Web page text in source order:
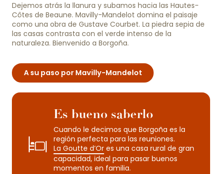
Dejemos atrás la llanura y subamos hacia las Hautes-
Côtes de Beaune. Mavilly-Mandelot domina el paisaje
como una obra de Gustave Courbet. La piedra sepia de
las casas contrasta con el verde intenso de la
naturaleza. Bienvenido a Borgoña.
A su paso por Mavilly-Mandelot
Es bueno saberlo
Cuando le decimos que Borgoña es la
región perfecta para las reuniones.
La Goutte d’Or es una casa rural de gran
capacidad, ideal para pasar buenos
momentos en familia.